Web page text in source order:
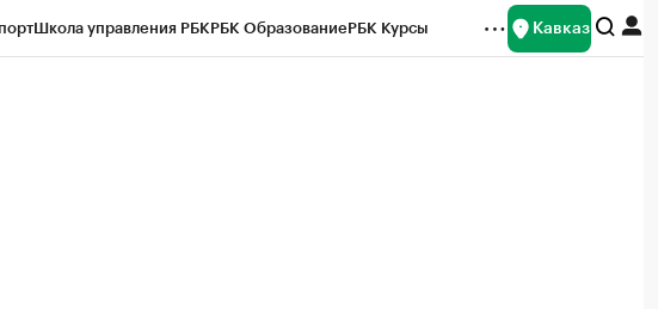
Школа управления РБКРБК ОбразованиеРБК Курсы Кавказ